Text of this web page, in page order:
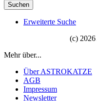
Suchen
Erweiterte Suche
(c)
Mehr über...
Über ASTROKATZE
AGB
Impressum
Newsletter